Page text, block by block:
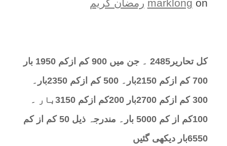
marklong on رمضان کریم
کل تحارير2485 ۔ جن میں 900 کم ازکم 1950 بار
700 کم ازکم 2150بار۔ 500 کم ازکم 2350بار۔
300 کم ازکم 2700بار 200کم ازکم 3150بار ۔
100کم از کم 5000 بار۔ مندرجہ ذیل 50 کم از کم
6550بار دیکھی گئیں